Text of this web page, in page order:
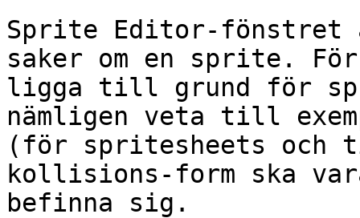
Sprite Editor-fönstret
saker om en sprite.
ligga till grund för
nämligen veta till
(för spritesheets och
kollisions-form ska
befinna sig.